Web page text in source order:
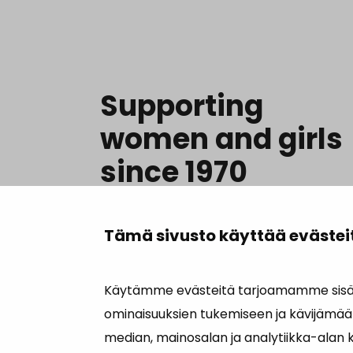
Tämä sivusto käyttää
Käytämme evästeitä tarjoamamme
ominaisuuksien tukemiseen ja
median, mainosalan ja analytiikka-
Supporting
women and girls
since 1970
OUR WORK
Key documents Complaints Cookie settings